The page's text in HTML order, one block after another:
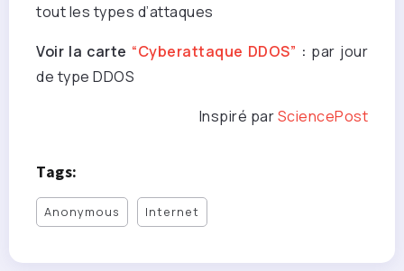
tout les types d’attaques
Voir la carte “Cyberattaque DDOS” : par jour
de type DDOS
Inspiré parSciencePost
Tags:
Anonymous Internet